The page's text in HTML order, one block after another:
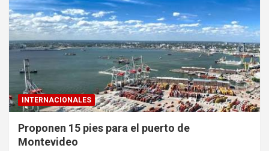
INTERNACIONALES
Proponen 15 pies para el puerto de
Montevideo